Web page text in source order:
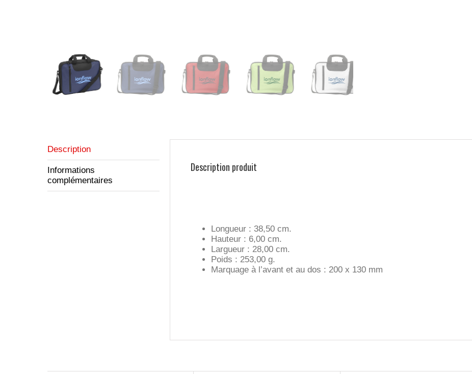
Description
Informations
complémentaires
Description produit
Longueur : 38,50 cm.
Hauteur : 6,00 cm.
Largueur : 28,00 cm.
Poids : 253,00 g.
Marquage à l’avant et au dos : 200 x 130 mm